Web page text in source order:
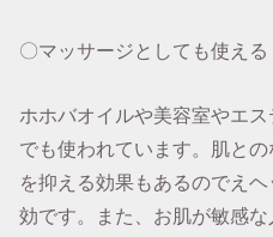
〇マッサージとしても使える
ホホバオイルや美容室やエ
でも使われています。肌と
を抑える効果もあるのでえ
効です。また、お肌が敏感